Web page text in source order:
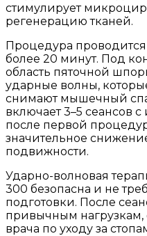
стимулирует
регенерацию тканей.
Процедура
более 20 минут. Под
область пяточной
ударные волны,
снимают мышечный
включает 3–5 сеансов
после первой
значительное
подвижности.
Ударно-волновая
300 безопасна и не
подготовки. После
привычным
врача по уходу за